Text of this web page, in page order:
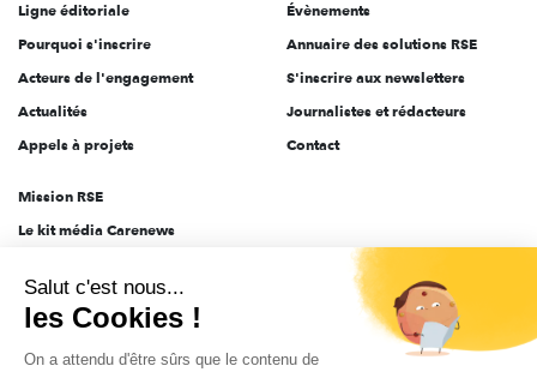
Ligne éditoriale
Pourquoi s'inscrire
Acteurs de l'engagement
Actualités
Appels à projets
Évènements
Annuaire des solutions RSE
S'inscrire aux newsletters
Journalistes et rédacteurs
Contact
Mission RSE
Le kit média Carenews
AEF info
Novethic
PRODURABLE
Salut c'est nous...
les Cookies !
On a attendu d'être sûrs que le contenu de